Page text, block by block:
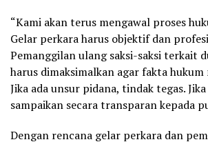
“Kami akan terus mengawal proses
Gelar perkara harus objektif dan
Pemanggilan ulang saksi-saksi terkait
harus dimaksimalkan agar fakta
Jika ada unsur pidana, tindak tegas.
sampaikan secara transparan kepada
Dengan rencana gelar perkara dan